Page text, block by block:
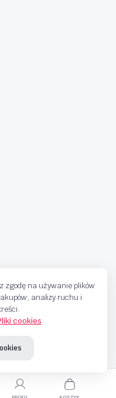
zgodę na używanie plików
analizy ruchu i
cookies.